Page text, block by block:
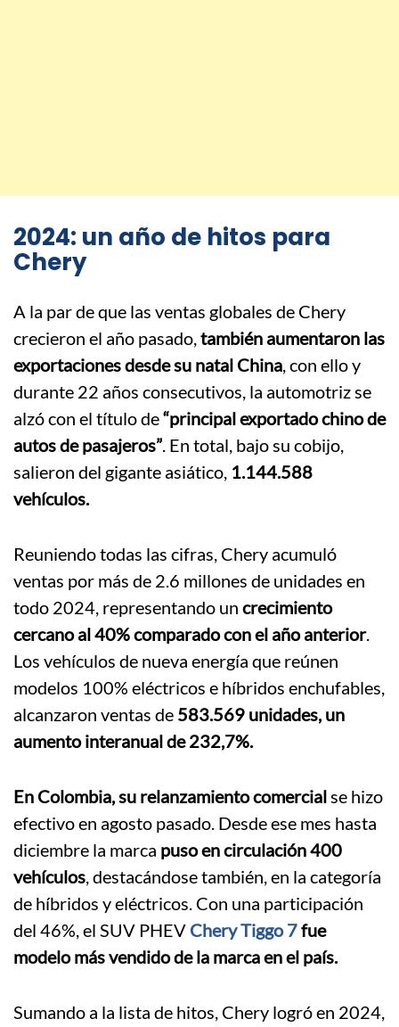
2024: un año de hitos para
Chery
A la par de que las ventas globales de Chery
crecieron el año pasado,también aumentaron las
exportaciones desde su natal China, con ello y
durante 22 años consecutivos, la automotriz se
alzó con el título de“principal exportado chino de
autos de pasajeros”. En total, bajo su cobijo,
salieron del gigante asiático, 1.144.588
vehículos.
Reuniendo todas las cifras, Chery acumuló
ventas por más de 2.6 millones de unidades en
todo 2024, representando un crecimiento
cercano al 40% comparado con el año anterior.
Los vehículos de nueva energía que reúnen
modelos 100% eléctricos e híbridos enchufables,
alcanzaron ventas de 583.569 unidades, un
aumento interanual de 232,7%.
En Colombia, su relanzamiento comercialse hizo
efectivo en agosto pasado. Desde ese mes hasta
diciembre la marca puso en circulación 400
vehículos, destacándose también, en la categoría
de híbridos y eléctricos. Con una participación
del 46%, el SUV PHEV Chery Tiggo 7fue
modelo más vendido de la marca en el país.
Sumando a la lista de hitos, Chery logró en 2024,